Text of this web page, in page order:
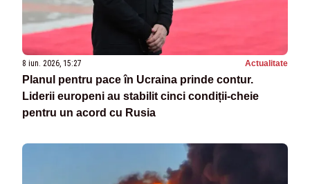
8 iun. 2026, 15:27 Actualitate
Planul pentru pace în Ucraina prinde contur.
Liderii europeni au stabilit cinci condiții-cheie
pentru un acord cu Rusia